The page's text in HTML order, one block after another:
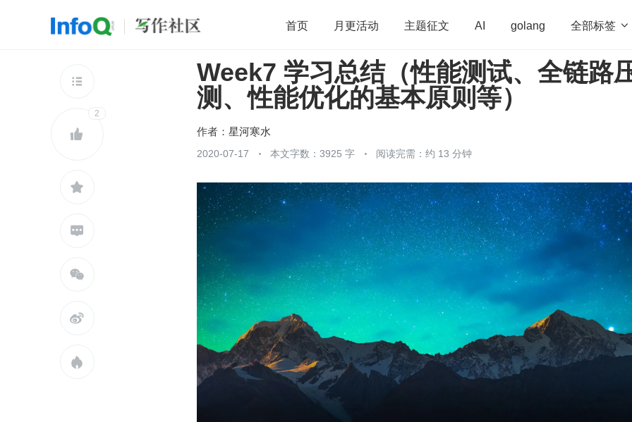
首页 月更活动 主题征文 AI golang 全部标签 
开源 架构 OpenHarmony 算法 学习方法 Web3.0 高
团队管理 程序员 运维 深度思考 低代码
查看更多


2





Week7 学习总结（性能测试、全链路
测、性能优化的基本原则等）
作者： 星河寒水
2020-07-17 本文字数：3925 字 阅读完需：约 13 分钟